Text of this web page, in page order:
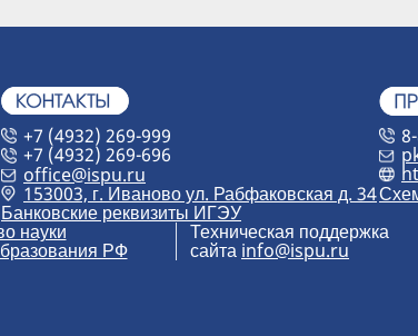
+7 (4932) 269-999
+7 (4932) 269-696
office@ispu.ru
153003, г. Иваново ул. Рабфаковская д. 34
Банковские реквизиты ИГЭУ
науки
РФ
Техническая поддержка
сайта info@ispu.ru